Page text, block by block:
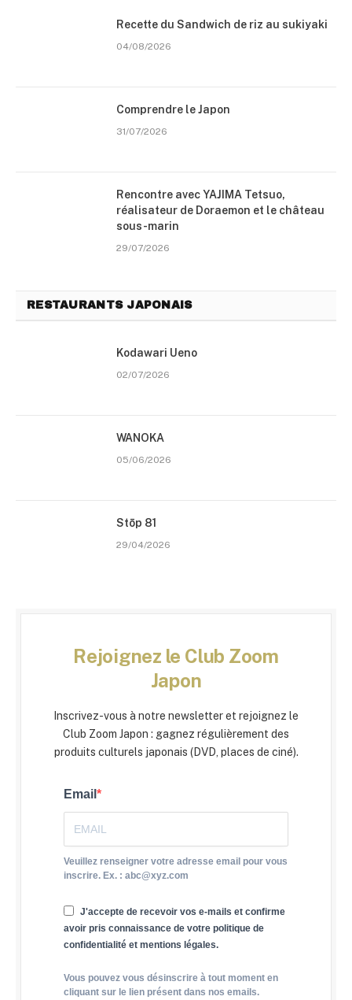
Recette du Sandwich de riz au sukiyaki
04/08/2026
Comprendre le Japon
31/07/2026
Rencontre avec YAJIMA Tetsuo,
réalisateur de Doraemon et le château
sous-marin
29/07/2026
RESTAURANTS JAPONAIS
Kodawari Ueno
02/07/2026
WANOKA
05/06/2026
Stōp 81
29/04/2026
Rejoignez le Club Zoom
Japon
Inscrivez-vous à notre newsletter et rejoignez le
Club Zoom Japon : gagnez régulièrement des
produits culturels japonais (DVD, places de ciné).
Email
Veuillez renseigner votre adresse email pour vous
inscrire. Ex. : abc@xyz.com
J'accepte de recevoir vos e-mails et confirme
avoir pris connaissance de votre politique de
confidentialité et mentions légales.
Vous pouvez vous désinscrire à tout moment en
cliquant sur le lien présent dans nos emails.